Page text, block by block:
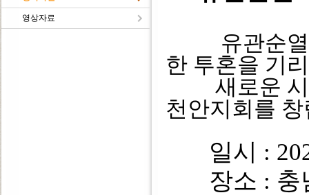
영상자료
유관순열사
한 투혼을 기
새로운 시
천안지회를
일시 :
장소 : 충